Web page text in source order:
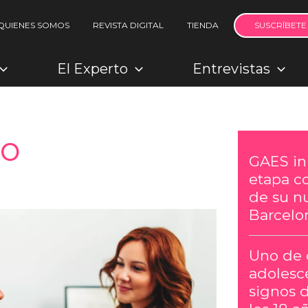
SOMOS REVISTA DIGITAL TIENDA SUSCRÍBETE
El Experto Entrevistas
GAES
etapa
de su
Uno de
signos